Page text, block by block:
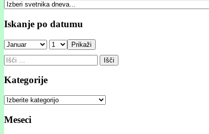
Iskanje po datumu
Prikaži
Išči:
Kategorije
Kategorije
Meseci